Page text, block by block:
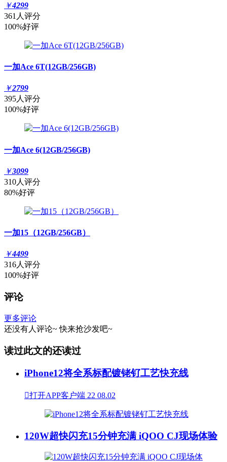
￥4299
361人评分
100%好评
一加Ace 6T(12GB/256GB)
￥2799
395人评分
100%好评
一加Ace 6(12GB/256GB)
￥3099
310人评分
80%好评
一加15（12GB/256GB）
￥4499
316人评分
100%好评
评论
更多评论
还没有人评论~ 快来抢沙发吧~
读过此文的还读过
iPhone12将全系标配镀铑钌工艺快充线
打开APP客户端 22 08.02
120W超快闪充15分钟充满 iQOO CJ现场体验